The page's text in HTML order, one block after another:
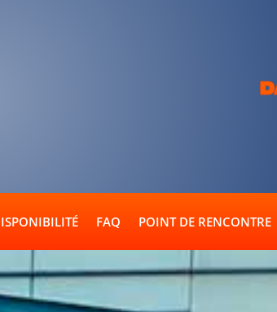
FAQ POINT DE RENCONTRE